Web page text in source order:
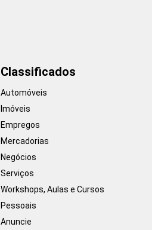
Classificados
Automóveis
Imóveis
Empregos
Mercadorias
Negócios
Serviços
Workshops, Aulas e Cursos
Pessoais
Anuncie